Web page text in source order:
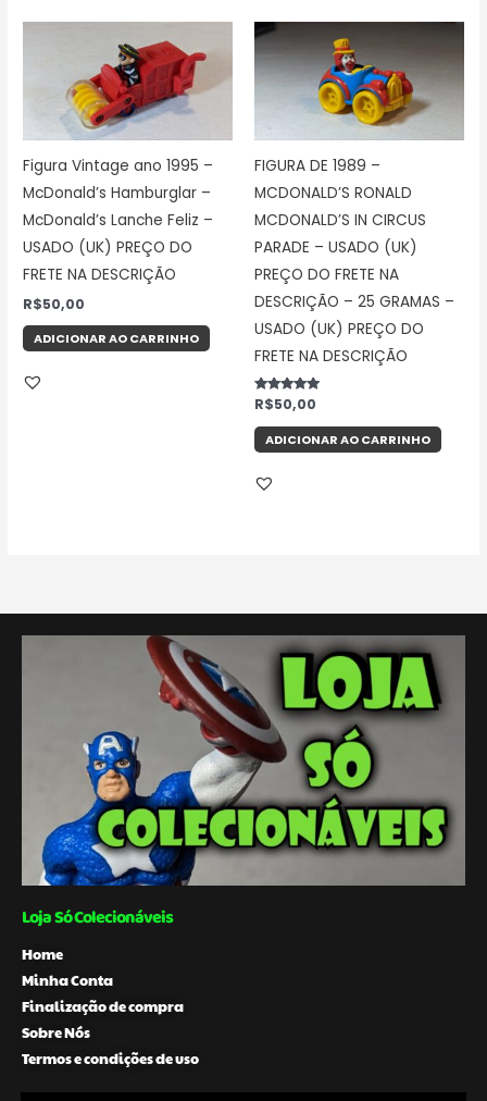
Figura Vintage ano 1995 –
McDonald’s Hamburglar –
McDonald’s Lanche Feliz –
USADO (UK) PREÇO DO
FRETE NA DESCRIÇÃO
R$50,00
ADICIONAR AO CARRINHO
FIGURA DE 1989 –
MCDONALD’S RONALD
MCDONALD’S IN CIRCUS
PARADE – USADO (UK)
PREÇO DO FRETE NA
DESCRIÇÃO – 25 GRAMAS –
USADO (UK) PREÇO DO
FRETE NA DESCRIÇÃO
Avaliação
5.00
de 5
R$50,00
ADICIONAR AO CARRINHO
Loja Só Colecionáveis
Home
Minha Conta
Finalização de compra
Sobre Nós
Termos e condições de uso